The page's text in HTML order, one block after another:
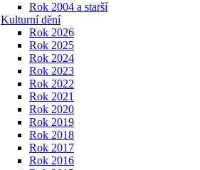
Rok 2004 a starší
Kulturní dění
Rok 2026
Rok 2025
Rok 2024
Rok 2023
Rok 2022
Rok 2021
Rok 2020
Rok 2019
Rok 2018
Rok 2017
Rok 2016